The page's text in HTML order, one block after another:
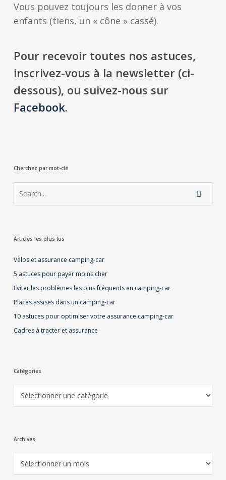
Vous pouvez toujours les donner à vos
enfants (tiens, un « cône » cassé).
Pour recevoir toutes nos astuces,
inscrivez-vous à la newsletter (ci-
dessous), ou suivez-nous sur
Facebook.
Cherchez par mot-clé
Articles les plus lus
Vélos et assurance camping-car
5 astuces pour payer moins cher
Eviter les problèmes les plus fréquents en camping-car
Places assises dans un camping-car
10 astuces pour optimiser votre assurance camping-car
Cadres à tracter et assurance
Catégories
Catégories
Archives
Archives